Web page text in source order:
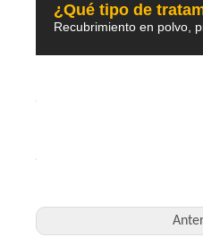
¿Qué tipo de
Recubrimiento en polvo,